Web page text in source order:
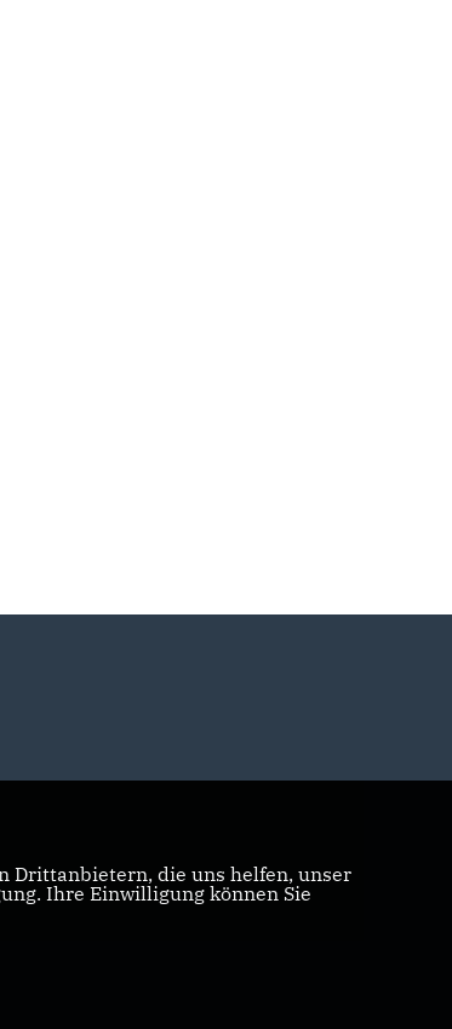
Drittanbietern, die uns helfen, unser
Ihre Einwilligung können Sie